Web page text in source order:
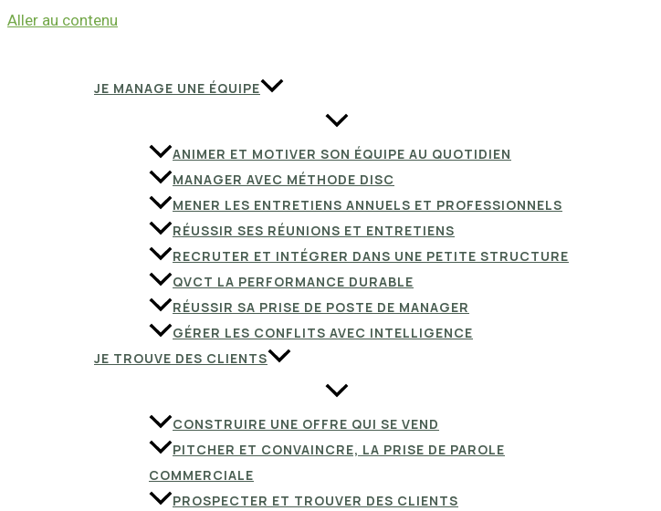
Aller au contenu
JE MANAGE UNE ÉQUIPE
ANIMER ET MOTIVER SON ÉQUIPE AU QUOTIDIEN
MANAGER AVEC MÉTHODE DISC
MENER LES ENTRETIENS ANNUELS ET PROFESSIONNELS
RÉUSSIR SES RÉUNIONS ET ENTRETIENS
RECRUTER ET INTÉGRER DANS UNE PETITE STRUCTURE
QVCT LA PERFORMANCE DURABLE
RÉUSSIR SA PRISE DE POSTE DE MANAGER
GÉRER LES CONFLITS AVEC INTELLIGENCE
JE TROUVE DES CLIENTS
CONSTRUIRE UNE OFFRE QUI SE VEND
PITCHER ET CONVAINCRE, LA PRISE DE PAROLE
COMMERCIALE
PROSPECTER ET TROUVER DES CLIENTS